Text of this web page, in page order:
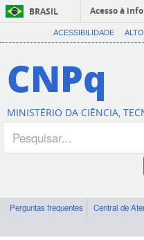
BRASIL
Acesso à
ACESSIBILIDADE
CNPq
MINISTÉRIO DA CIÊNCIA,
Perguntas frequentes Central de